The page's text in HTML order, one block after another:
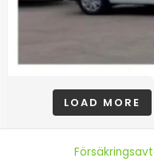
LOAD MORE